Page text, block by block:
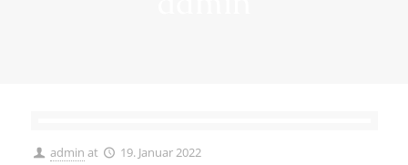
admin at 19. Januar 2022